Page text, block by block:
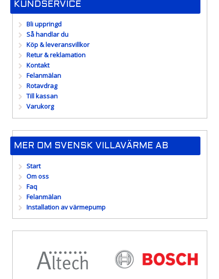
KUNDSERVICE
Bli uppringd
Så handlar du
Köp & leveransvillkor
Retur & reklamation
Kontakt
Felanmälan
Rotavdrag
Till kassan
Varukorg
MER OM SVENSK VILLAVÄRME AB
Start
Om oss
Faq
Felanmälan
Installation av värmepump